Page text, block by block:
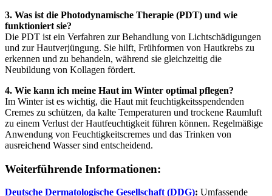
3. Was ist die Photodynamische Therapie (PDT) und wie
funktioniert sie?
Die PDT ist ein Verfahren zur Behandlung von Lichtschädigungen
und zur Hautverjüngung. Sie hilft, Frühformen von Hautkrebs zu
erkennen und zu behandeln, während sie gleichzeitig die
Neubildung von Kollagen fördert.
4. Wie kann ich meine Haut im Winter optimal pflegen?
Im Winter ist es wichtig, die Haut mit feuchtigkeitsspendenden
Cremes zu schützen, da kalte Temperaturen und trockene Raumluft
zu einem Verlust der Hautfeuchtigkeit führen können. Regelmäßige
Anwendung von Feuchtigkeitscremes und das Trinken von
ausreichend Wasser sind entscheidend.
Weiterführende Informationen:
Deutsche Dermatologische Gesellschaft (DDG): Umfassende